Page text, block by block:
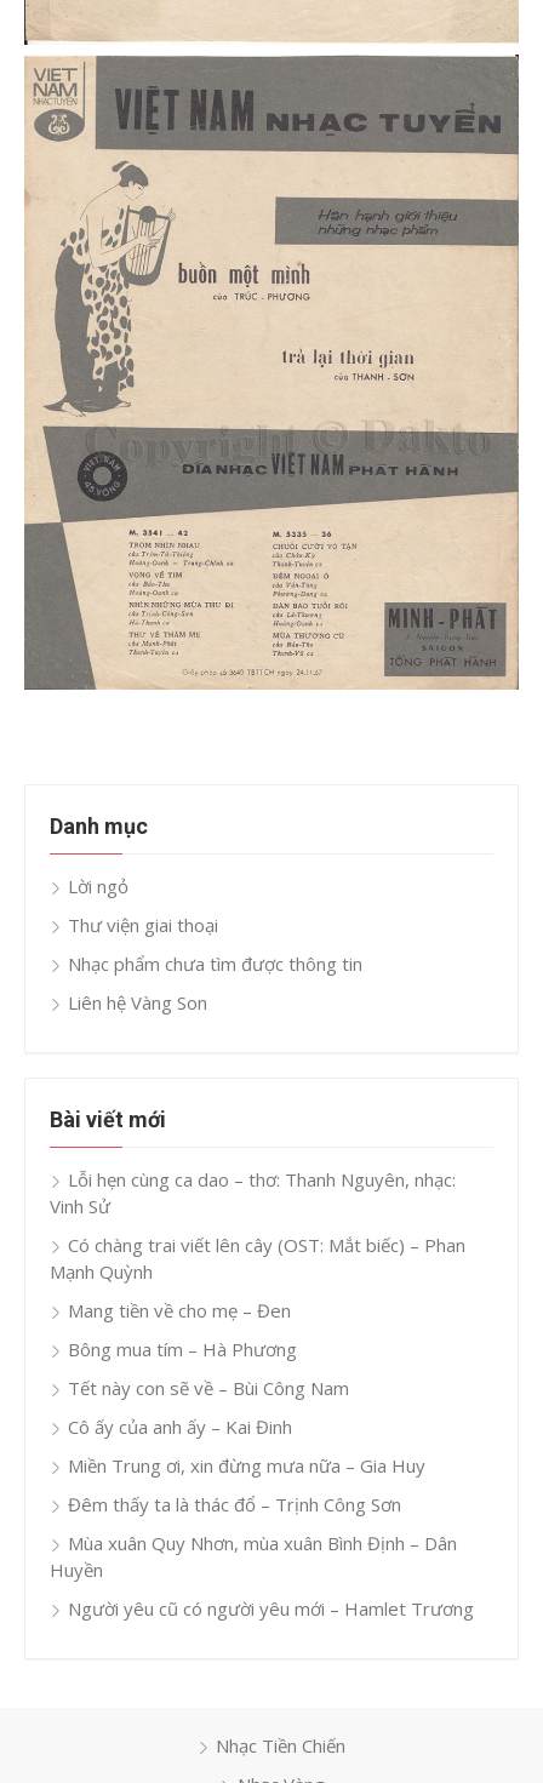
Danh mục
Lời ngỏ
Thư viện giai thoại
Nhạc phẩm chưa tìm được thông tin
Liên hệ Vàng Son
Bài viết mới
Lỗi hẹn cùng ca dao – thơ: Thanh Nguyên, nhạc:
Vinh Sử
Có chàng trai viết lên cây (OST: Mắt biếc) – Phan
Mạnh Quỳnh
Mang tiền về cho mẹ – Đen
Bông mua tím – Hà Phương
Tết này con sẽ về – Bùi Công Nam
Cô ấy của anh ấy – Kai Đinh
Miền Trung ơi, xin đừng mưa nữa – Gia Huy
Đêm thấy ta là thác đổ – Trịnh Công Sơn
Mùa xuân Quy Nhơn, mùa xuân Bình Định – Dân
Huyền
Người yêu cũ có người yêu mới – Hamlet Trương
Nhạc Tiền Chiến